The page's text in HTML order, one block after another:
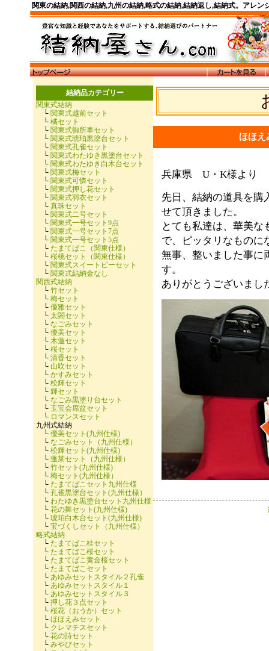
関東の結納,関西の結納,九州の結納,略式の結納,結納返し,結納式。アレ
ほほ
兵庫県 U・K様より
先日、結納の道具を購
せて頂きました。
とても私達は、華美
で、ピッタリなものに
無事、整いました事に
す。
ありがとうございまし
結納品カテゴリー
関東式結納
└ 関東式越前セット
└ 橘セット
└ 関東式御所車セット
└ 関東式琥珀黒塗台セット
└ 関東式孔雀セット
└ 関東式わたゆき黒塗台セット
└ 関東式わたゆき白木台セット
└ 関東式梅セット
└ 関東式可憐セット
└ 関東式押し花セット
└ 関東式羽衣セット
└ 真珠セット
└ 関東式二号セット
└ 関東式一号セット9点
└ 関東式一号セット7点
└ 関東式一号セット5点
└ たまてばこ（関東仕様）
└ 桜桃セット（関東仕様）
└ 関東式スイートピーセット
└ 関東式結納金なし
関西式結納
└ 竹セット
└ 梅セット
└ 優雅セット
└ 太閤セット
└ なごみセット
└ 優美セット
└ 木蓮セット
└ 桜セット
└ 清香セット
└ 山吹セット
└ かすみセット
└ 松輝セット
└ 輝セット
└ なごみ黒塗り台セット
└ 玉宝会席盆セット
└ ロマンスセット
九州式結納
└ 優美セット(九州仕様)
└ なごみセット（九州仕様）
└ 松輝セット(九州仕様)
└ 蓬莱セット（九州仕様）
└ 竹セット(九州仕様)
└ 梅セット(九州仕様）
└ たまてばこセット九州仕様
└ 孔雀黒塗台セット(九州仕様）
└ わたゆき黒塗台セット九州仕様
└ 花の舞セット(九州仕様)
└ 琥珀白木台セット(九州仕様)
└ 宝づくしセット（九州仕様）
略式結納
└ たまてばこ桂セット
└ たまてばこ桜セット
└ たまてばこ黄金桜セット
└ たまてばこセット
└ あゆみセットスタイル２孔雀
└ あゆみセットスタイル１
└ あゆみセットスタイル３
└ 押し花３点セット
└ 桜花（おうか）セット
└ ほほえみセット
└ クレマチスセット
└ 花の詩セット
└ みやびセット